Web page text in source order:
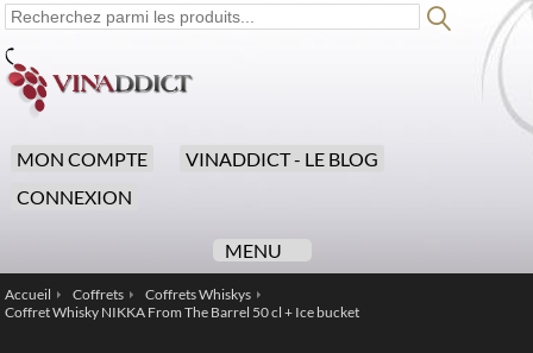
MON COMPTE
VINADDICT - LE BLOG
CONNEXION
MENU
Accueil
/
Coffrets
/
Coffrets Whiskys
/
Coffret Whisky NIKKA From The Barrel 50 cl + Ice bucket